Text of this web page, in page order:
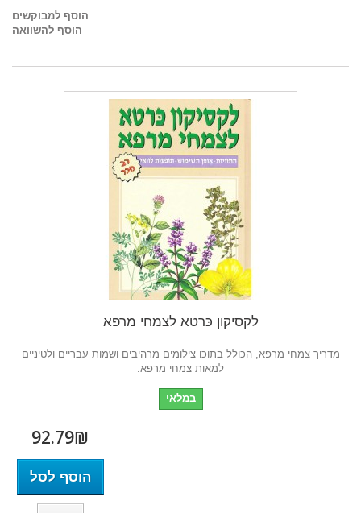
הוסף למבוקשים
הוסף להשוואה
לקסיקון כּרטא לצמחי מרפא
מדריך צמחי מרפא, הכולל בתוכו צילומים מרהיבים ושמות עבריים ולטיניים
למאות צמחי מרפא.
במלאי
92.79₪‎
הוסף לסל